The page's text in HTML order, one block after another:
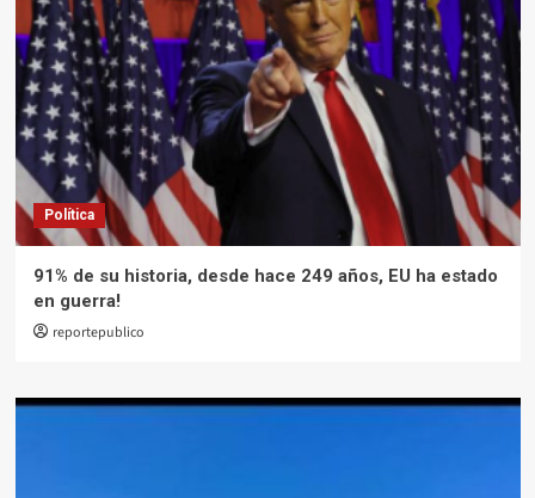
Política
91% de su historia, desde hace 249 años, EU ha estado
en guerra!
reportepublico